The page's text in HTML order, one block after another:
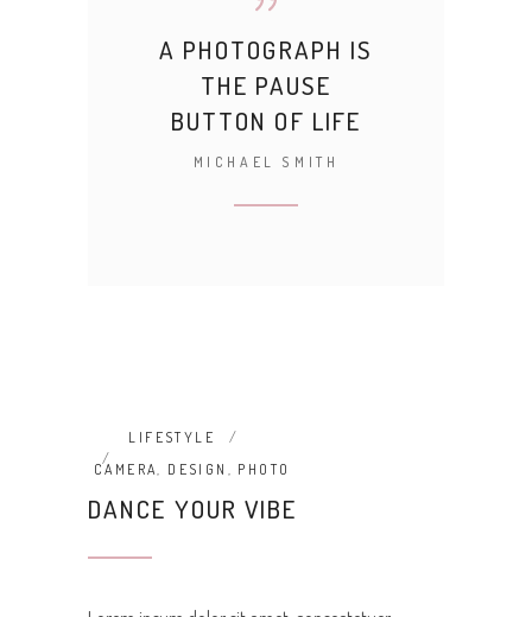
A PHOTOGRAPH IS
THE PAUSE
BUTTON OF LIFE
MICHAEL SMITH
LIFESTYLE
CAMERA, DESIGN , PHOTO
DANCE YOUR VIBE